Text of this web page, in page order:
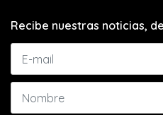
Recibe nuestras noticias,